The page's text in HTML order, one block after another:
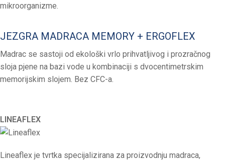
mikroorganizme.
JEZGRA MADRACA MEMORY + ERGOFLEX
Madrac se sastoji od ekološki vrlo prihvatljivog i prozračnog
sloja pjene na bazi vode u kombinaciji s dvocentimetrskim
memorijskim slojem. Bez CFC-a.
LINEAFLEX
Lineaflex je tvrtka specijalizirana za proizvodnju madraca,